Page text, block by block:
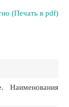
(Печать в pdf)
Наименования